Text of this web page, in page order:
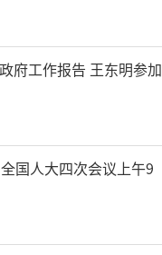
府工作报告 王东明参加
国人大四次会议上午9